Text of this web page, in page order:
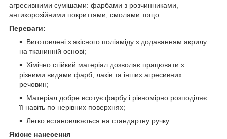
агресивними сумішами: фарбами з розчинниками,
антикорозійними покриттями, смолами тощо.
Переваги:
Виготовлені з якісного поліаміду з додаванням акрилу
на тканинній основі;
Хімічно стійкий матеріал дозволяє працювати з
різними видами фарб, лаків та інших агресивних
речовин;
Матеріал добре всотує фарбу і рівномірно розподіляє
її навіть по нерівних поверхнях;
Легко встановлюється на стандартну ручку.
Якісне нанесення